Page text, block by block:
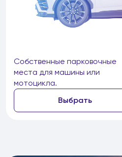
Собственные парковочные
места для машины или
мотоцикла.
Выбрать